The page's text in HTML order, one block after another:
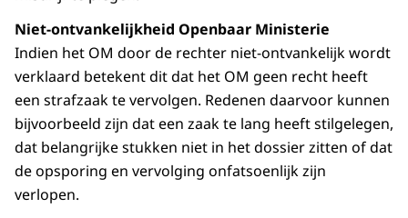
Niet-ontvankelijkheid Openbaar Ministerie
Indien het OM door de rechter niet-ontvankelijk wordt
verklaard betekent dit dat het OM geen recht heeft
een strafzaak te vervolgen. Redenen daarvoor kunnen
bijvoorbeeld zijn dat een zaak te lang heeft stilgelegen,
dat belangrijke stukken niet in het dossier zitten of dat
de opsporing en vervolging onfatsoenlijk zijn
verlopen.